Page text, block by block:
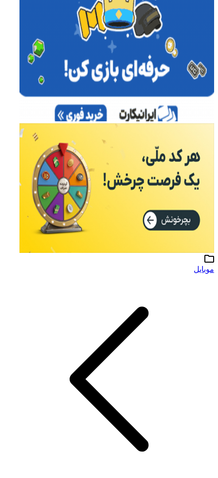
موبایل